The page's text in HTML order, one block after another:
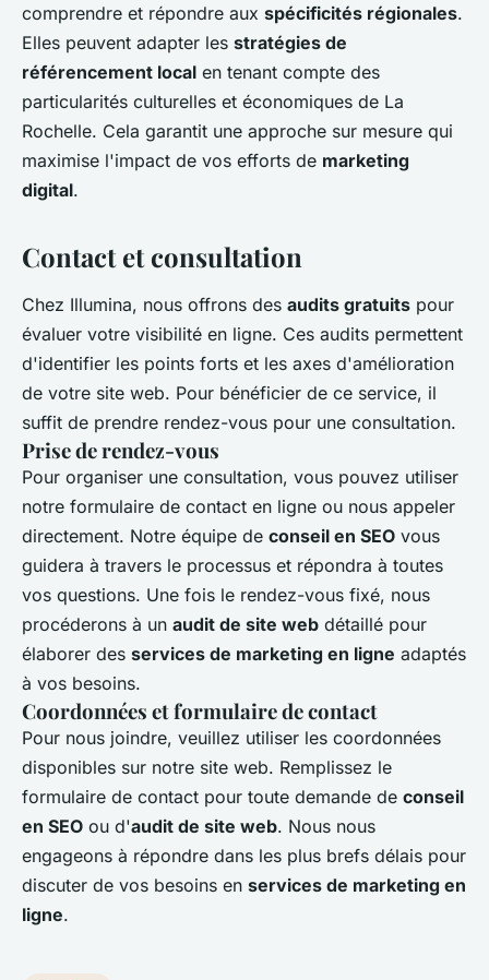
comprendre et répondre aux spécificités régionales.
Elles peuvent adapter les stratégies de
référencement local en tenant compte des
particularités culturelles et économiques de La
Rochelle. Cela garantit une approche sur mesure qui
maximise l'impact de vos efforts de marketing
digital.
Contact et consultation
Chez Illumina, nous offrons des audits gratuits pour
évaluer votre visibilité en ligne. Ces audits permettent
d'identifier les points forts et les axes d'amélioration
de votre site web. Pour bénéficier de ce service, il
suffit de prendre rendez-vous pour une consultation.
Prise de rendez-vous
Pour organiser une consultation, vous pouvez utiliser
notre formulaire de contact en ligne ou nous appeler
directement. Notre équipe de conseil en SEO vous
guidera à travers le processus et répondra à toutes
vos questions. Une fois le rendez-vous fixé, nous
procéderons à un audit de site web détaillé pour
élaborer des services de marketing en ligne adaptés
à vos besoins.
Coordonnées et formulaire de contact
Pour nous joindre, veuillez utiliser les coordonnées
disponibles sur notre site web. Remplissez le
formulaire de contact pour toute demande de conseil
en SEO ou d'audit de site web. Nous nous
engageons à répondre dans les plus brefs délais pour
discuter de vos besoins en services de marketing en
ligne.